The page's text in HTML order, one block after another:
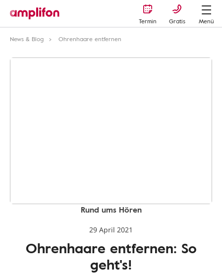
Termin Gratis
Menü
News & Blog
Ohrenhaare entfernen
Rund ums Hören
29 April 2021
Ohrenhaare entfernen: So
geht's!